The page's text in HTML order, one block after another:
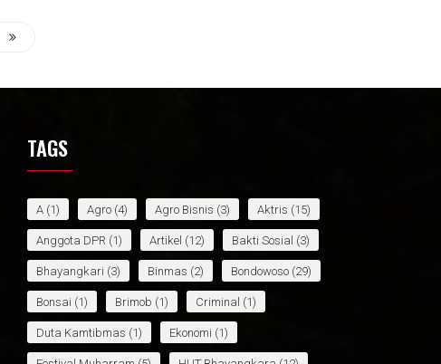
TAGS
A (1) Agro (4) Agro Bisnis (3) Aktris (15)
Anggota DPR (1) Artikel (12) Bakti Sosial (3)
Bhayangkari (3) Binmas (2) Bondowoso (29)
Bonsai (1) Brimob (1) Criminal (1)
Duta Kamtibmas (1) Ekonomi (1)